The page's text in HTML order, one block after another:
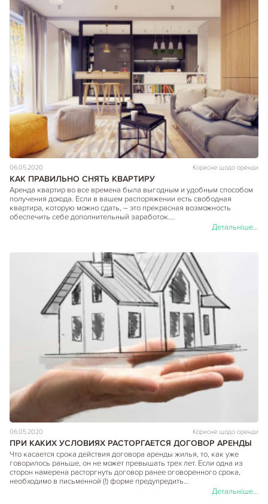
06.05.2020 Корисне щодо оренди
КАК ПРАВИЛЬНО СНЯТЬ КВАРТИРУ
Аренда квартир во все времена была выгодным и удобным способом
получения дохода. Если в вашем распоряжении есть свободная
квартира, которую можно сдать, – это прекрасная возможность
обеспечить себе дополнительный заработок.…
Детальніше...
06.05.2020 Корисне щодо оренди
ПРИ КАКИХ УСЛОВИЯХ РАСТОРГАЕТСЯ ДОГОВОР АРЕНДЫ
Что касается срока действия договора аренды жилья, то, как уже
говорилось раньше, он не может превышать трех лет. Если одна из
сторон намерена расторгнуть договор ранее оговоренного срока,
необходимо в письменной (!) форме предупредить…
Детальніше...